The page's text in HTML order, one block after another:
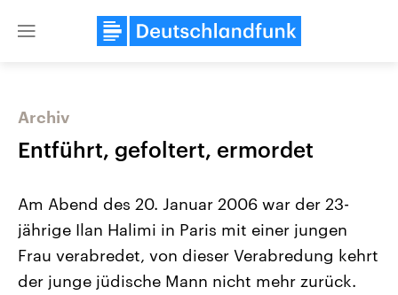
Close
Archiv
Entführt, gefoltert, ermordet
Am Abend des 20. Januar 2006 war der 23-
jährige Ilan Halimi in Paris mit einer jungen
Frau verabredet, von dieser Verabredung kehrt
der junge jüdische Mann nicht mehr zurück.